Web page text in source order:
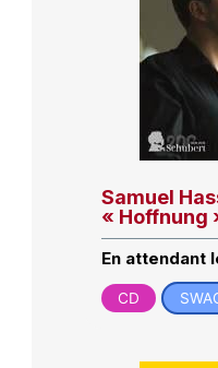
Samuel
« Hoffnung
En attendant
CD